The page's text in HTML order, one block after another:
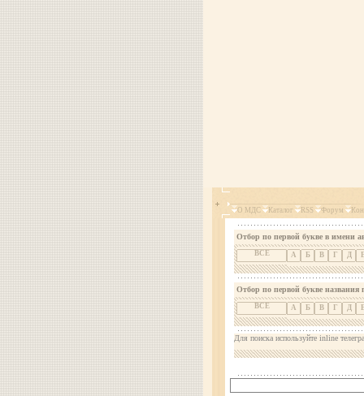
О МДС Каталог RSS Форум
Отбор по первой букве в имени
ВСЕ А Б В Г Д
Отбор по первой букве названия
ВСЕ А Б В Г Д
Для поиска используйте inline